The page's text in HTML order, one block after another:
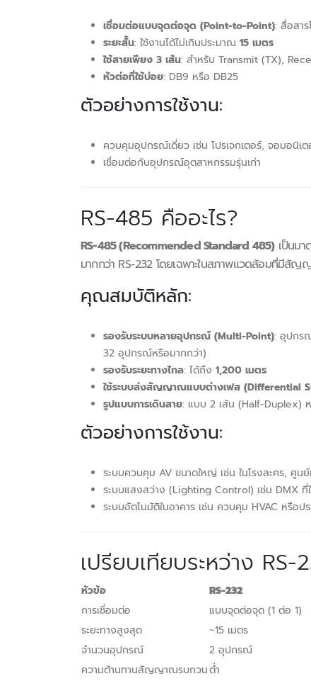
เชื่อมต่อแบบจุดต่อจุด (Point-to-Point): สื่อสา
ระยะสั้น: ใช้งานได้ไม่เกินประมาณ 15 เมตร
ใช้สายเพียง 3 เส้น: สำหรับ Transmit (TX),
หัวต่อที่ใช้บ่อย: DB9 หรือ DB25
ตัวอย่างการใช้งาน:
ควบคุมอุปกรณ์เดี่ยว เช่น โปรเจกเตอร์, จอมอ
เชื่อมต่อกับอุปกรณ์อุตสาหกรรมรุ่นเก่า
RS-485 คืออะไร?
RS-485 (Recommended Standard 485)เป็นมา
มากกว่า RS-232 โดยเฉพาะในสภาพแวดล้อมที่มีสัญ
คุณสมบัติหลัก:
รองรับระบบหลายอุปกรณ์ (Multi-Point): อุปกร
32 อุปกรณ์หรือมากกว่า)
รองรับระยะทางไกล: ได้ถึง 1,200 เมตร
ใช้ระบบส่งสัญญาณแบบต่างเฟส (Differential
รูปแบบการเดินสาย: แบบ 2 เส้น (Half-Duplex)
ตัวอย่างการใช้งาน:
ระบบควบคุม AV ขนาดใหญ่ เช่น ในโรงละคร, ศู
ระบบแสงสว่าง (Lighting Control) เช่น DMX ที่
ระบบอัตโนมัติในอาคาร เช่น ควบคุม HVAC หรือป
เปรียบเทียบระหว่าง RS-
หัวข้อ RS-232
การเชื่อมต่อ
แบบจุดต่อจุด (1 ต่อ 1)
ระยะทางสูงสุด
~15 เมตร
จำนวนอุปกรณ์
2 อุปกรณ์
ความต้านทานสัญญาณรบกวนต่ำ